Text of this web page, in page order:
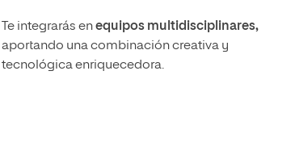
Te integrarás enequipos multidisciplinares,
aportando una combinación creativa y
tecnológica enriquecedora.